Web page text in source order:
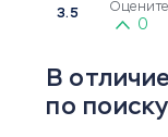
3.5
0
В
по